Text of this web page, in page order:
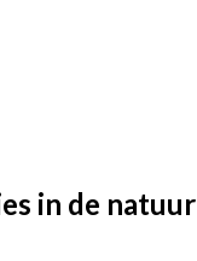
in de natuur